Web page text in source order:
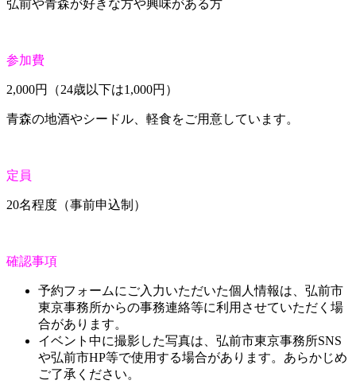
弘前や青森が好きな方や興味がある方
参加費
2,000円（24歳以下は1,000円）
青森の地酒やシードル、軽食をご用意しています。
定員
20名程度（事前申込制）
確認事項
予約フォームにご入力いただいた個人情報は、弘前市
東京事務所からの事務連絡等に利用させていただく場
合があります。
イベント中に撮影した写真は、弘前市東京事務所SNS
や弘前市HP等で使用する場合があります。あらかじめ
ご了承ください。